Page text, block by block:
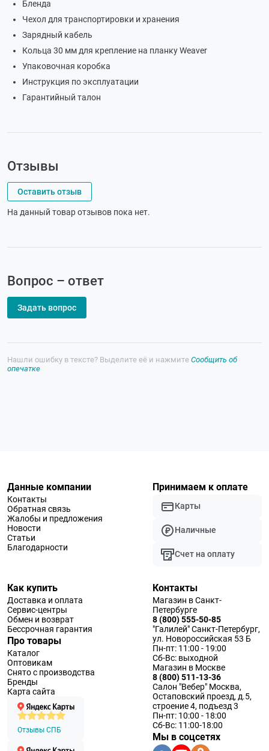
Бленда
Чехол для транспортировки и хранения
Зарядный кабель
Кольца 30 мм для крепление на планку Weaver
Упаковочная коробка
Инструкция по эксплуатации
Гарантийный талон
Отзывы
Оставить отзыв
На данный товар отзывов пока нет.
Вопрос – ответ
Задать вопрос
Нашли ошибку в тексте? Выделите её и нажмите Сообщить об
опечатке
Данные компании
Контакты
Обратная связь
Жалобы и предложения
Новости
Статьи
Благодарности
Принимаем к оплате
Карты
Наличные
Счет на оплату
Как купить
Доставка и оплата
Сервис-центры
Обмен и возврат
Бессрочная гарантия
Про товары
Каталог
Оптовикам
Снято с производства
Бренды
Карта сайта
Отзывы СПБ
Контакты
Магазин в Санкт-
Петербурге
8 (800) 555-50-85
"Галилей" Санкт-Петербург,
ул. Новороссийская 53 Б
Пн-пт: 11:00 - 19:00
Сб-Вс: выходной
Магазин в Москве
8 (800) 511-13-36
Салон "Вебер" Москва,
Остаповский проезд, д.5,
строение 4, подъезд 3
Пн-пт: 10:00 - 18:00
Сб-Вс: 11:00-18:00
Мы в соцсетях